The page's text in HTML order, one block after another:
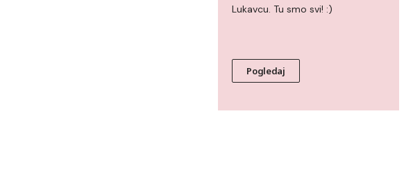
Lukavcu. Tu smo svi! :)
Pogledaj